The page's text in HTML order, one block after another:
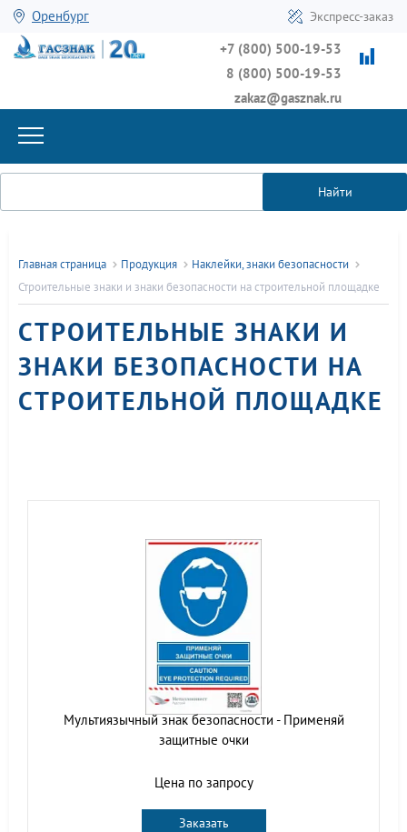
Оренбург Экспресс-заказ
+7 (800) 500-19-53
8 (800) 500-19-53
zakaz@gasznak.ru
Найти
Главная страница Продукция
Наклейки, знаки безопасности
Строительные знаки и знаки безопасности на строительной площадке
СТРОИТЕЛЬНЫЕ ЗНАКИ И
ЗНАКИ БЕЗОПАСНОСТИ НА
СТРОИТЕЛЬНОЙ ПЛОЩАДКЕ
Мультиязычный знак безопасности - Применяй
защитные очки
Цена по запросу
Заказать